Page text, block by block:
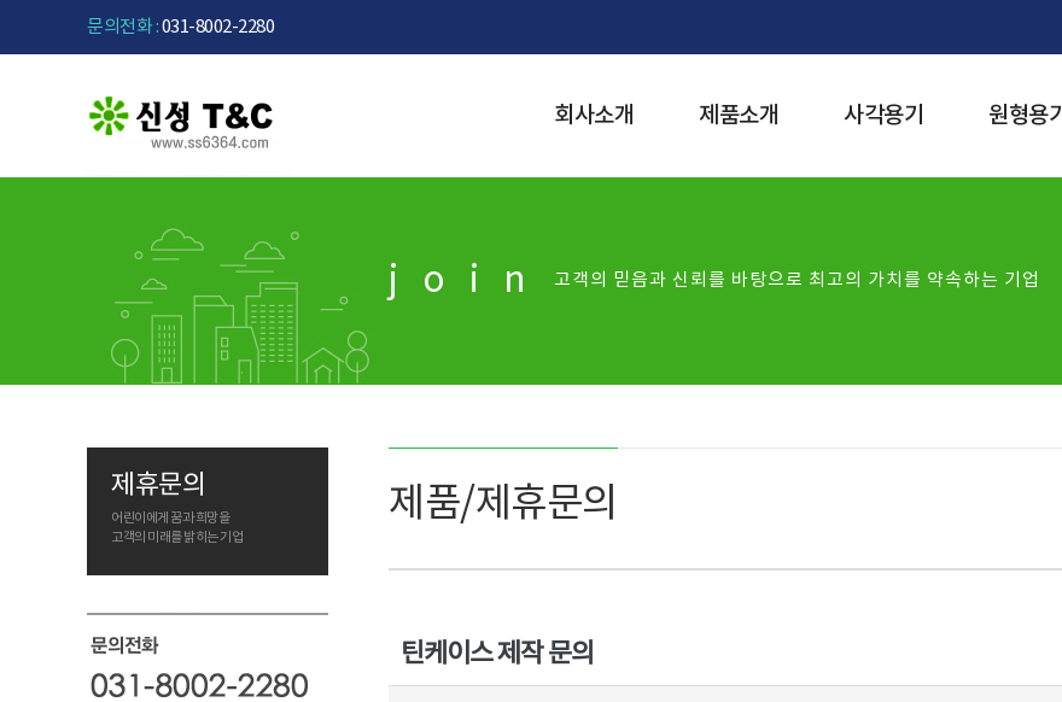
문의전화 :031-8002-2280
회사소개 제품소개 사각용기 원형용기
join 고객의 믿음과 신뢰를 바탕으로 최고의 가치를 약속하는 기업
제휴문의
어린이에게 꿈과 희망을
고객의 미래를 밝히는 기업
제품/제휴문의
틴케이스 제작 문의